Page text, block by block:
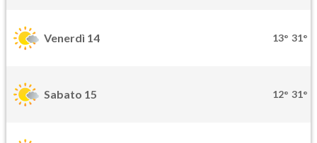
Venerdì 14 13° 31°
Sabato 15 12° 31°